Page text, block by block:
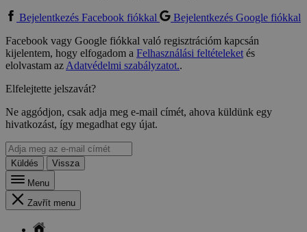
Bejelentkezés Facebook fiókkal
Bejelentkezés Google fiókkal
Facebook vagy Google fiókkal való regisztrációm kapcsán
kijelentem, hogy elfogadom a Felhasználási feltételeketés
elolvastam azAdatvédelmi szabályzatot..
Elfelejtette jelszavát?
Ne aggódjon, csak adja meg e-mail címét, ahova küldünk egy
hivatkozást, így megadhat egy újat.
Küldés
Vissza
Menu
Zavřít menu